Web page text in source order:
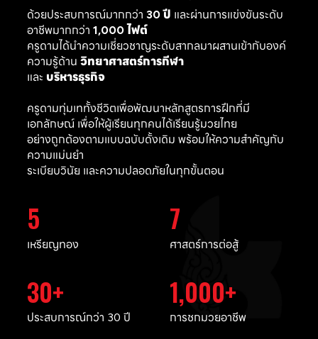
ด้วยประสบการณ์มากกว่า 30 ปี และผ่านการแข่งขันระดับ
อาชีพมากกว่า 1,000 ไฟต์
ครูดามได้นำความเชี่ยวชาญระดับสากลมาผสานเข้ากับองค์
ความรู้ด้าน วิทยาศาสตร์การกีฬา
และ บริหารธุรกิจ
ครูดามทุ่มเททั้งชีวิตเพื่อพัฒนาหลักสูตรการฝึกที่มี
เอกลักษณ์ เพื่อให้ผู้เรียนทุกคนได้เรียนรู้มวยไทย
อย่างถูกต้องตามแบบฉบับดั้งเดิม พร้อมให้ความสำคัญกับ
ความแม่นยำ
ระเบียบวินัย และความปลอดภัยในทุกขั้นตอน
5
เหรียญทอง
7
ศาสตร์การต่อสู้
30
ประสบการณ์กว่า 30 ปี
1,000
การชกมวยอาชีพ